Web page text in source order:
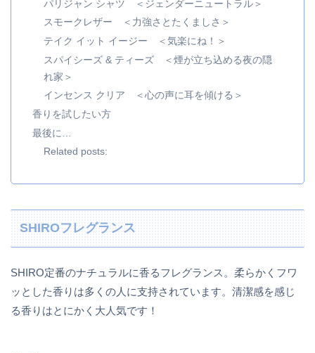
パリジャン シャツ ＜ジェンダーニュートラル＞
スモークレザー ＜力強さとたくましさ＞
テイク イット イージー ＜気楽にね！＞
スパイシーズ & ティーズ ＜煙が立ち込める夜の隠
れ家＞
インセンス クリア ＜心の声に耳を傾ける＞
香りを試したい方
最後に…
Related posts:
SHIROフレグランス
SHIRO定番のナチュラルに香るフレグランス。柔らかくフワ
ッとした香りは多くの人に支持されています。清潔感を感じ
る香りはとにかく大人気です！